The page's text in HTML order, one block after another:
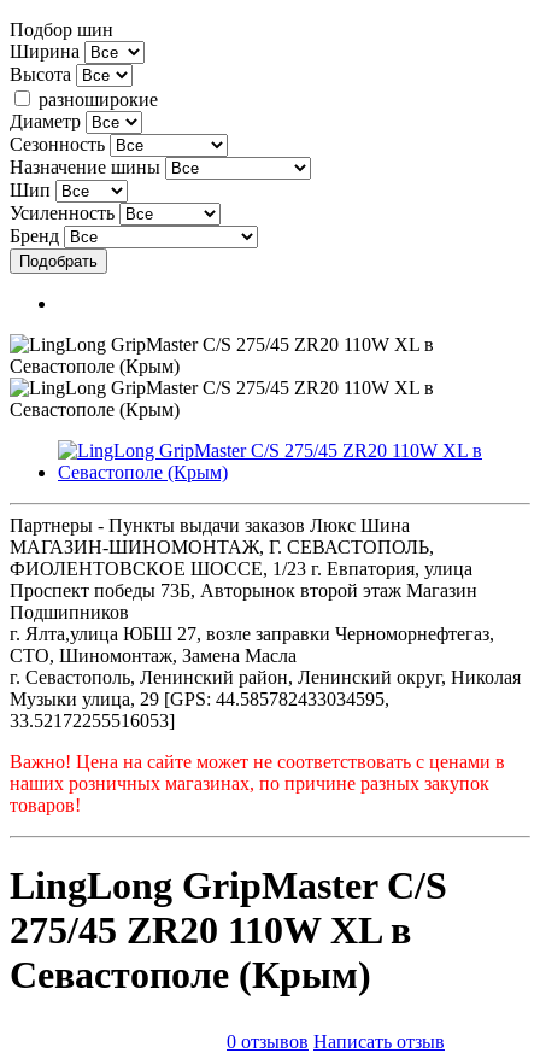
Подбор шин
Ширина
Высота
разноширокие
Диаметр
Сезонность
Назначение шины
Шип
Усиленность
Бренд
Партнеры - Пункты выдачи заказов Люкс Шина
МАГАЗИН-ШИНОМОНТАЖ, Г. СЕВАСТОПОЛЬ,
ФИОЛЕНТОВСКОЕ ШОССЕ, 1/23 г. Евпатория, улица
Проспект победы 73Б, Авторынок второй этаж Магазин
Подшипников
г. Ялта,улица ЮБШ 27, возле заправки Черноморнефтегаз,
СТО, Шиномонтаж, Замена Масла
г. Севастополь, Ленинский район, Ленинский округ, Николая
Музыки улица, 29 [GPS: 44.585782433034595,
33.52172255516053]
Важно! Цена на сайте может не соответствовать с ценами в
наших розничных магазинах, по причине разных закупок
товаров!
LingLong GripMaster C/S
275/45 ZR20 110W XL в
Севастополе (Крым)
0 отзывов Написать отзыв